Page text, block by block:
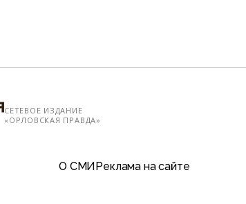
СЕТЕВОЕ ИЗДАНИЕ
«ОРЛОВСКАЯ ПРАВДА»
О СМИ Реклама на сайте